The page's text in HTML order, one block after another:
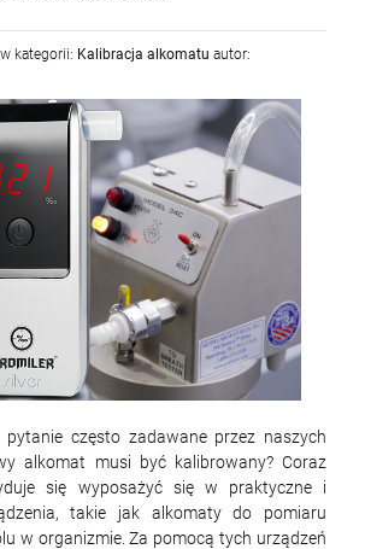
w kategorii: Kalibracja alkomatu autor:
pytanie często zadawane przez naszych
alkomat musi być kalibrowany? Coraz
się wyposażyć się w praktyczne i
takie jak alkomaty do pomiaru
w organizmie. Za pomocą tych urządzeń